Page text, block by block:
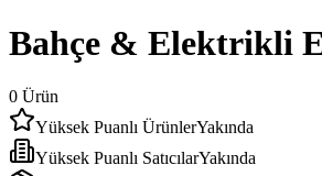
Bahçe & Elektrikli
0 Ürün
Yüksek Puanlı ÜrünlerYakında
Yüksek Puanlı SatıcılarYakında